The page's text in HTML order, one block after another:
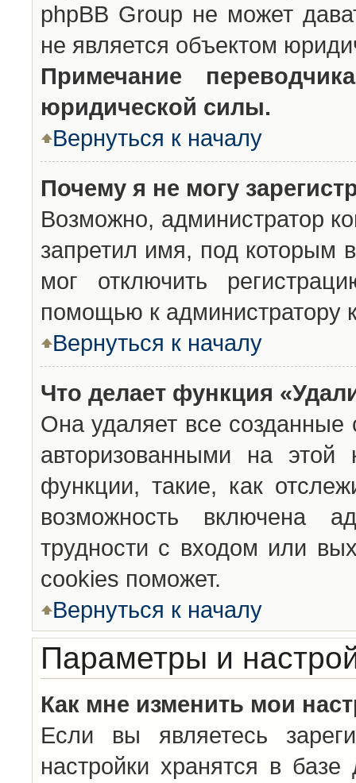
phpBB Group не может
не является объектом
Примечание
юридической силы.
Вернуться к началу
Почему я не могу
Возможно, администратор
запретил имя, под которым
мог отключить
помощью к администратору
Вернуться к началу
Что делает функция
Она удаляет все созданные
авторизованными на
функции, такие, как
возможность включена
трудности с входом или
cookies поможет.
Вернуться к началу
Параметры и
Как мне изменить мои
Если вы являетесь
настройки хранятся в